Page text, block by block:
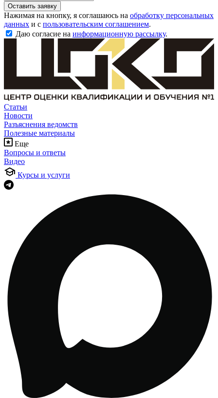
Оставить заявку
Нажимая на кнопку, я соглашаюсь на обработку персональных
данных и с пользовательским соглашением.
Даю согласие на информационную рассылку.
Статьи
Новости
Разъяснения ведомств
Полезные материалы
Еще
Вопросы и ответы
Видео
Курсы и услуги